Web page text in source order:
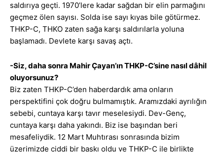
saldırıya geçti. 1970’lere kadar sağdan bir elin parmağını
geçmez ölen sayısı. Solda ise sayı kıyas bile götürmez.
THKP-C, THKO zaten sağa karşı saldırılarla yoluna
başlamadı. Devlete karşı savaş açtı.
-Siz, daha sonra Mahir Çayan’ın THKP-C’sine nasıl dâhil
oluyorsunuz?
Biz zaten THKP-C’den haberdardık ama onların
perspektifini çok doğru bulmamıştık. Aramızdaki ayrılığın
sebebi, cuntaya karşı tavır meselesiydi. Dev-Genç,
cuntaya karşı daha yakındı. Biz ise başından beri
mesafeliydik. 12 Mart Muhtırası sonrasında bizim
üzerimizde ciddi bir baskı oldu ve THKP-C ile birlikte